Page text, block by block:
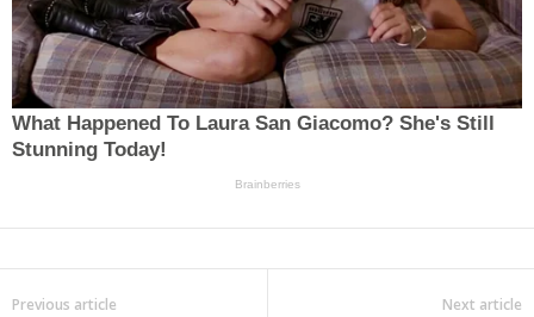
Previous article Next article